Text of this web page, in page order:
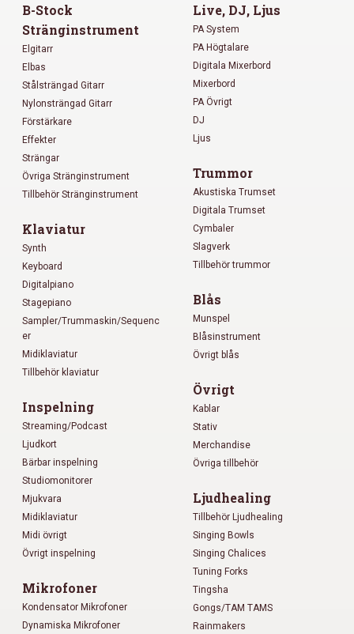
B-Stock
Stränginstrument
Elgitarr
Elbas
Stålsträngad Gitarr
Nylonsträngad Gitarr
Förstärkare
Effekter
Strängar
Övriga Stränginstrument
Tillbehör Stränginstrument
Klaviatur
Synth
Keyboard
Digitalpiano
Stagepiano
Sampler/Trummaskin/Sequenc
er
Midiklaviatur
Tillbehör klaviatur
Inspelning
Streaming/Podcast
Ljudkort
Bärbar inspelning
Studiomonitorer
Mjukvara
Midiklaviatur
Midi övrigt
Övrigt inspelning
Mikrofoner
Kondensator Mikrofoner
Dynamiska Mikrofoner
Live, DJ, Ljus
PA System
PA Högtalare
Digitala Mixerbord
Mixerbord
PA Övrigt
DJ
Ljus
Trummor
Akustiska Trumset
Digitala Trumset
Cymbaler
Slagverk
Tillbehör trummor
Blås
Munspel
Blåsinstrument
Övrigt blås
Övrigt
Kablar
Stativ
Merchandise
Övriga tillbehör
Ljudhealing
Tillbehör Ljudhealing
Singing Bowls
Singing Chalices
Tuning Forks
Tingsha
Gongs/TAM TAMS
Rainmakers